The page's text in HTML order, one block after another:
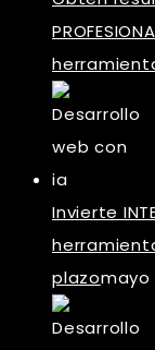
Invierte
plazomayo